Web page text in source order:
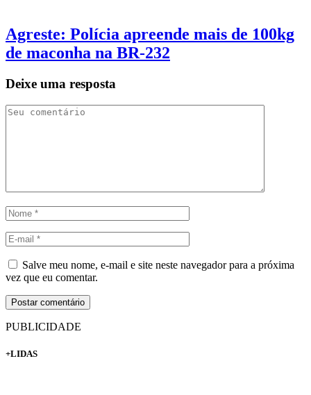
Agreste: Polícia apreende mais de 100kg
de maconha na BR-232
Deixe uma resposta
Salve meu nome, e-mail e site neste navegador para a próxima
vez que eu comentar.
PUBLICIDADE
+LIDAS